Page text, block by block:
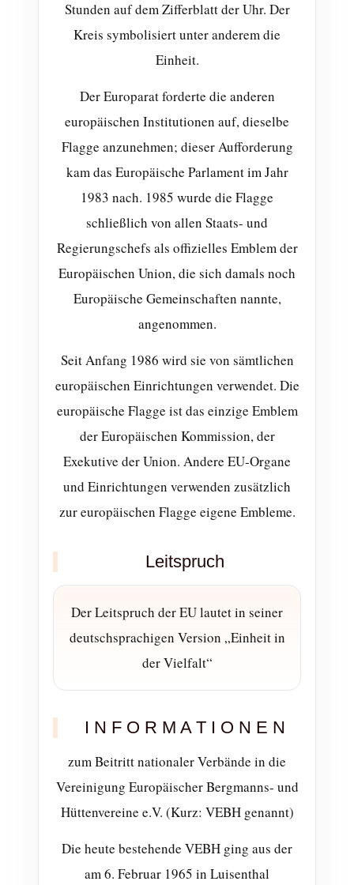
Stunden auf dem Zifferblatt der Uhr. Der
Kreis symbolisiert unter anderem die
Einheit.
Der Europarat forderte die anderen
europäischen Institutionen auf, dieselbe
Flagge anzunehmen; dieser Aufforderung
kam das Europäische Parlament im Jahr
1983 nach. 1985 wurde die Flagge
schließlich von allen Staats- und
Regierungschefs als offizielles Emblem der
Europäischen Union, die sich damals noch
Europäische Gemeinschaften nannte,
angenommen.
Seit Anfang 1986 wird sie von sämtlichen
europäischen Einrichtungen verwendet. Die
europäische Flagge ist das einzige Emblem
der Europäischen Kommission, der
Exekutive der Union. Andere EU-Organe
und Einrichtungen verwenden zusätzlich
zur europäischen Flagge eigene Embleme.
Leitspruch
Der Leitspruch der EU lautet in seiner
deutschsprachigen Version „Einheit in
der Vielfalt“
I N F O R M A T I O N E N
zum Beitritt nationaler Verbände in die
Vereinigung Europäischer Bergmanns- und
Hüttenvereine e.V. (Kurz: VEBH genannt)
Die heute bestehende VEBH ging aus der
am 6. Februar 1965 in Luisenthal